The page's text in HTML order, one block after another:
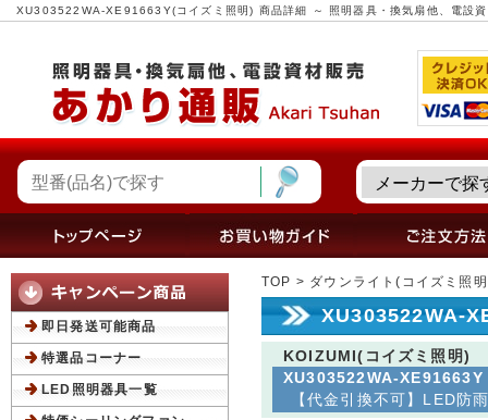
XU303522WA-XE91663Y(コイズミ照明) 商品詳細 ～ 照明器具・換気扇他、電設資
TOP > ダウンライト(コイズミ照
XU303522WA-
KOIZUMI(コイズミ照明)
XU303522WA-XE91663Y
【代金引換不可】LED
即日発送可能商品
特選品コーナー
LED照明器具一覧